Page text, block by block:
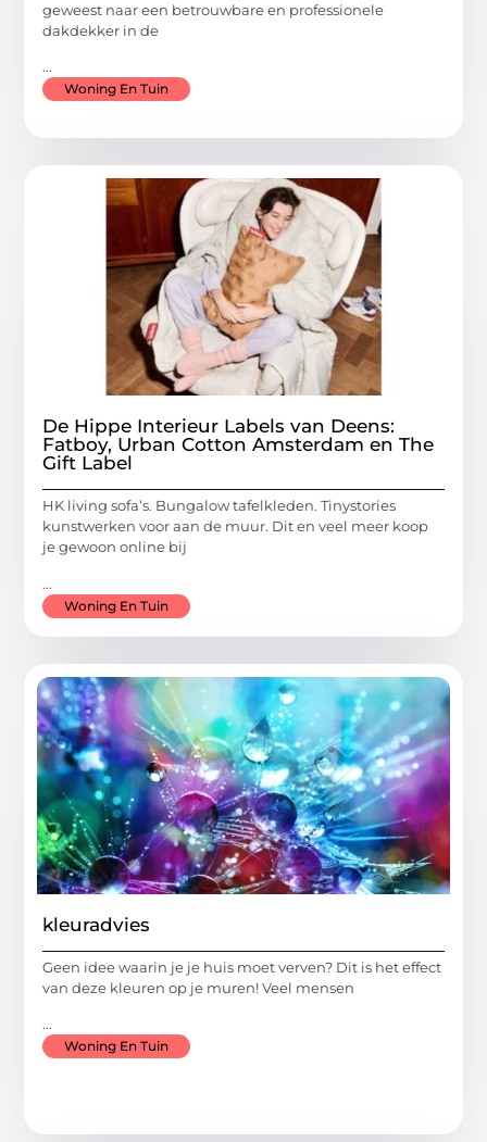
geweest naar een betrouwbare en professionele
dakdekker in de
...
Woning En Tuin
De Hippe Interieur Labels van Deens:
Fatboy, Urban Cotton Amsterdam en The
Gift Label
HK living sofa’s. Bungalow tafelkleden. Tinystories
kunstwerken voor aan de muur. Dit en veel meer koop
je gewoon online bij
...
Woning En Tuin
kleuradvies
Geen idee waarin je je huis moet verven? Dit is het effect
van deze kleuren op je muren! Veel mensen
...
Woning En Tuin